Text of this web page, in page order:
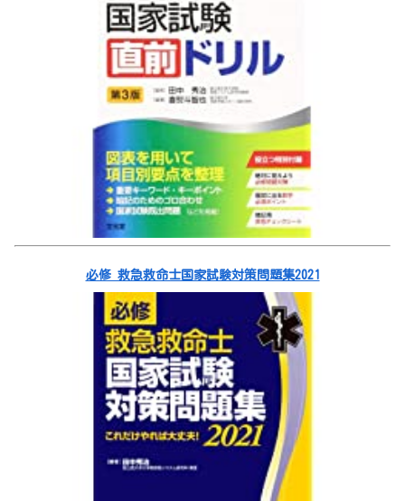
必修 救急救命士国家試験対策問題集2021